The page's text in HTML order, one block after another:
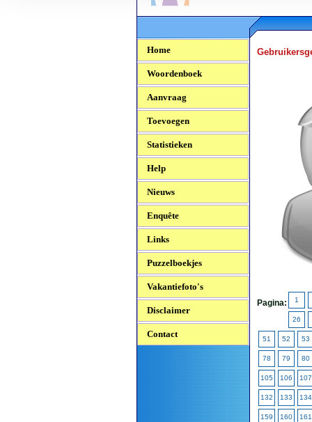
Woordenboek.NU
Home
Woordenboek
Aanvraag
Toevoegen
Statistieken
Help
Nieuws
Enquête
Links
Puzzelboekjes
Vakantiefoto's
Disclaimer
Contact
Pagina: 1
26
51 52 53
78 79 80
105 106 107
132 133 134
159 160 161